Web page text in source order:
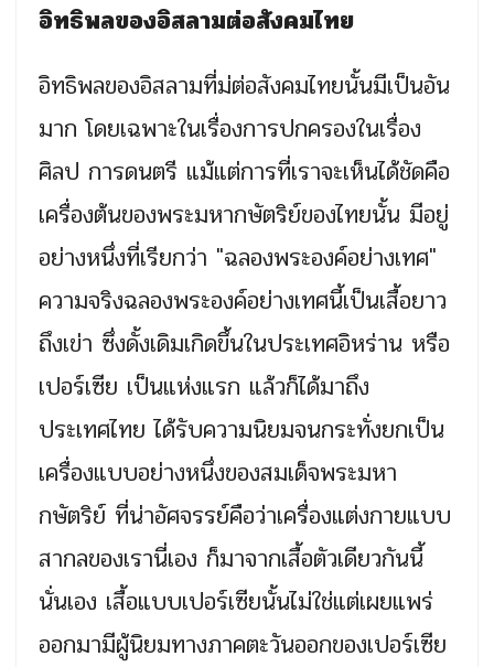
อิทธิพลของอิสลามต่อสังคมไทย
อิทธิพลของอิสลามที่ม่ต่อสังคมไทยนั้นมีเป็นอัน
มาก โดยเฉพาะในเรื่องการปกครองในเรื่อง
ศิลป การดนตรี แม้แต่การที่เราจะเห็นได้ชัดคือ
เครื่องต้นของพระมหากษัตริย์ของไทยนั้น มีอยู่
อย่างหนึ่งที่เรียกว่า "ฉลองพระองค์อย่างเทศ"
ความจริงฉลองพระองค์อย่างเทศนี้เป็นเสื้อยาว
ถึงเข่า ซึ่งดั้งเดิมเกิดขึ้นในประเทศอิหร่าน หรือ
เปอร์เซีย เป็นแห่งแรก แล้วก็ได้มาถึง
ประเทศไทย ได้รับความนิยมจนกระทั่งยกเป็น
เครื่องแบบอย่างหนึ่งของสมเด็จพระมหา
กษัตริย์ ที่น่าอัศจรรย์คือว่าเครื่องแต่งกายแบบ
สากลของเรานี่เอง ก็มาจากเสื้อตัวเดียวกันนี้
นั่นเอง เสื้อแบบเปอร์เซียนั้นไม่ใช่แต่เผยแพร่
ออกมามีผู้นิยมทางภาคตะวันออกของเปอร์เซีย